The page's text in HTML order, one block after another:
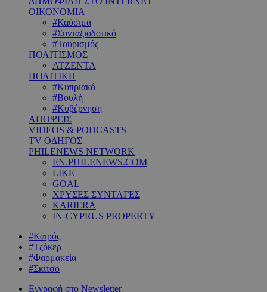
ΟΙΚΟΝΟΜΙΑ
#Καύσιμα
#Συνταξιοδοτικό
#Τουρισμός
ΠΟΛΙΤΙΣΜΟΣ
ΑΤΖΕΝΤΑ
ΠΟΛΙΤΙΚΗ
#Κυπριακό
#Βουλή
#Κυβέρνηση
ΑΠΟΨΕΙΣ
VIDEOS & PODCASTS
TV ΟΔΗΓΟΣ
PHILENEWS NETWORK
EN.PHILENEWS.COM
LIKE
GOAL
ΧΡΥΣΕΣ ΣΥΝΤΑΓΕΣ
KARIERA
IN-CYPRUS PROPERTY
#Καιρός
#Τζόκερ
#Φαρμακεία
#Σκίτσο
Εγγραφή στο Newsletter